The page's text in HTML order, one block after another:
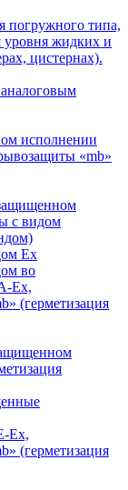
погружного типа,
уровня жидких и
цистернах).
аналоговым
исполнении
«mb»
с видом
Ех
во
Ех,
(герметизация
Ех,
(герметизация